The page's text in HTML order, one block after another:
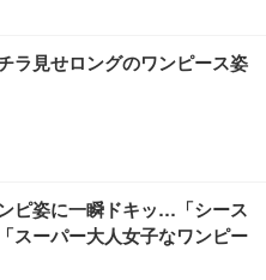
ラ見せロングのワンピース姿
ピ姿に一瞬ドキッ…「シース
スーパー大人女子なワンピー